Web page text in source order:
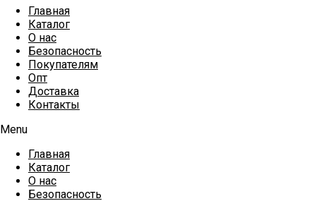
Главная
Каталог
О нас
Безопасность
Покупателям
Опт
Доставка
Контакты
Menu
Главная
Каталог
О нас
Безопасность